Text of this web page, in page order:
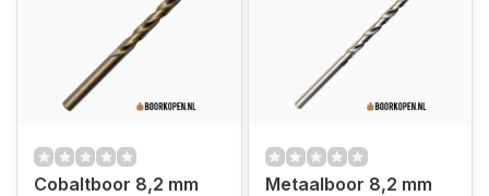
Cobaltboor 8,2 mm
Metaalboor 8,2 mm